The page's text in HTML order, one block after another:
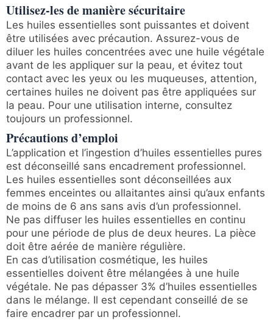
Utilisez-les de manière sécuritaire
Les huiles essentielles sont puissantes et doivent
être utilisées avec précaution. Assurez-vous de
diluer les huiles concentrées avec une huile végétale
avant de les appliquer sur la peau, et évitez tout
contact avec les yeux ou les muqueuses, attention,
certaines huiles ne doivent pas être appliquées sur
la peau. Pour une utilisation interne, consultez
toujours un professionnel.
Précautions d’emploi
L’application et l’ingestion d’huiles essentielles pures
est déconseillé sans encadrement professionnel.
Les huiles essentielles sont déconseillées aux
femmes enceintes ou allaitantes ainsi qu’aux enfants
de moins de 6 ans sans avis d’un professionnel.
Ne pas diffuser les huiles essentielles en continu
pour une période de plus de deux heures. La pièce
doit être aérée de manière régulière.
En cas d’utilisation cosmétique, les huiles
essentielles doivent être mélangées à une huile
végétale. Ne pas dépasser 3% d’huiles essentielles
dans le mélange. Il est cependant conseillé de se
faire encadrer par un professionnel.